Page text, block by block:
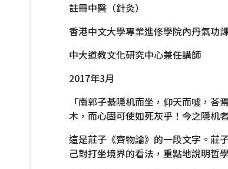
註冊中醫（針灸）
香港中文大學專業進修學院內丹氣功
中大道教文化研究中心兼任講師
2017年3月
「南郭子綦隱机而坐，仰天而噓，
木，而心固可使如死灰乎！今之隱机
這是莊子《齊物論》的一段文字。莊
己對打坐境界的看法，重點地說明哲